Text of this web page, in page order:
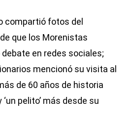
compartió fotos del
que los Morenistas
en redes sociales;
mencionó su visita al
de 60 años de historia
pelito’ más desde su